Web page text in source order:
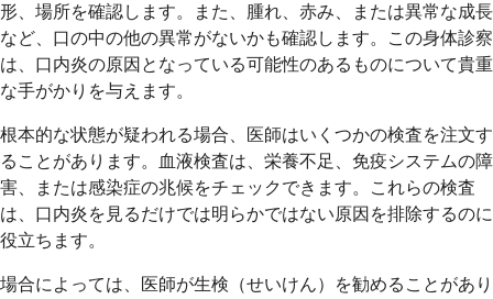
形、場所を確認します。また、腫れ、赤み、または異常な成長
など、口の中の他の異常がないかも確認します。この身体診察
は、口内炎の原因となっている可能性のあるものについて貴重
な手がかりを与えます。
根本的な状態が疑われる場合、医師はいくつかの検査を注文す
ることがあります。血液検査は、栄養不足、免疫システムの障
害、または感染症の兆候をチェックできます。これらの検査
は、口内炎を見るだけでは明らかではない原因を排除するのに
役立ちます。
場合によっては、医師が生検（せいけん）を勧めることがあり